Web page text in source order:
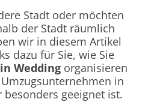
Stadt oder möchten
der Stadt räumlich
wir in diesem Artikel
dazu für Sie, wie Sie
Wedding organisieren
in
geeignet ist.